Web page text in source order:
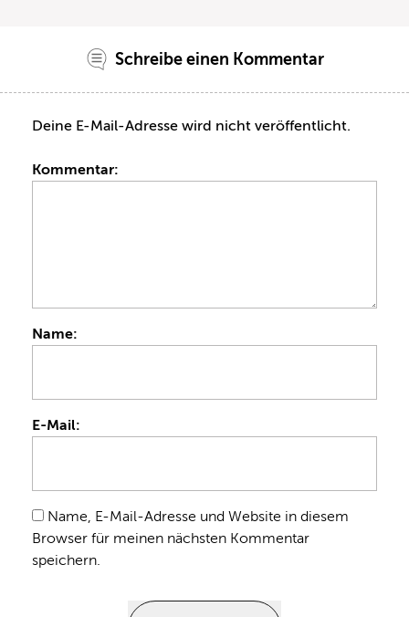
Schreibe einen Kommentar
Deine E-Mail-Adresse wird nicht veröffentlicht.
Kommentar:
Name:
E-Mail:
Name, E-Mail-Adresse und Website in diesem
Browser für meinen nächsten Kommentar
speichern.